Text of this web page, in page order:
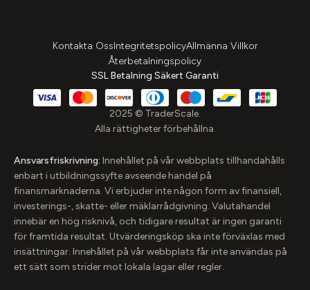
2025 © TraderScale.
Alla rättigheter förbehållna.
Kontakta OssIntegritetspolicyAllmänna Villkor
Återbetalningspolicy
SSL Betalning Säkert Garanti
Ansvarsfriskrivning: Innehållet på vår webbplats tillhandahålls
enbart i utbildningssyfte avseende handel på
finansmarknaderna. Vi erbjuder inte någon form av finansiell,
investerings-, skatte- eller mäklarrådgivning. Valutahandel
innebär en hög risknivå, och tidigare resultat är ingen garanti
för framtida resultat. Utvärderingsköp ska inte förväxlas med
insättningar. Innehållet på vår webbplats får inte användas på
ett sätt som strider mot lokala lagar eller regler.